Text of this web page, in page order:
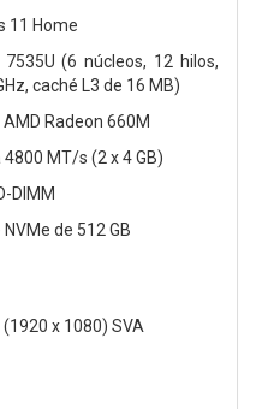
11 Home
(6 núcleos, 12 hilos,
caché L3 de 16 MB)
Radeon 660M
4800 MT/s (2 x 4 GB)
DIMM
de 512 GB
x 1080) SVA